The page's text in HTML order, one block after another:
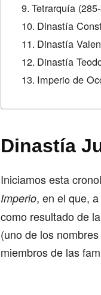
Tetrarquía
Dinastía
Dinastía
Dinastía
Imperio de
Dinastía
Iniciamos esta
Imperio, en el que,
como resultado de
(uno de los
miembros de las